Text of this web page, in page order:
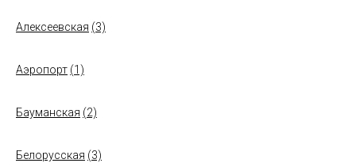
Алексеевская (3)
Аэропорт (1)
Бауманская (2)
Белорусская (3)